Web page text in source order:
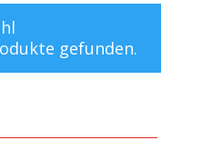
gefunden.